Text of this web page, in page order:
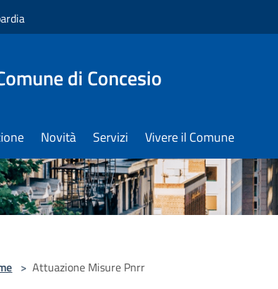
di Concesio
Novità Servizi Vivere il Comune
> Attuazione Misure Pnrr